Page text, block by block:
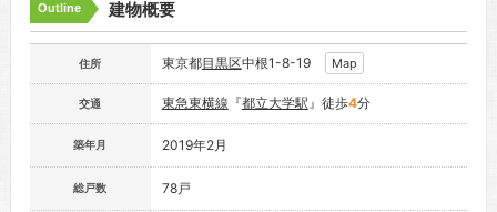
Outline 建物概要
住所 東京都目黒区中根1-8-19 Map
交通 東急東横線 『都立大学駅』徒歩4分
築年月 2019年2月
総戸数 78戸